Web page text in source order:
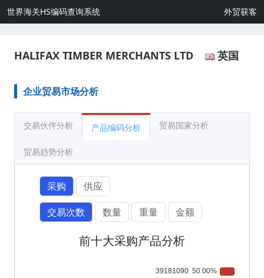
世界海关HS编码查询系统 外贸获客
HALIFAX TIMBER MERCHANTS LTD 英国
企业贸易市场分析
交易伙伴分析 产品编码分析 贸易国家分析
贸易趋势分析
采购
供应
交易次数
数量 重量 金额
前十大采购产品分析